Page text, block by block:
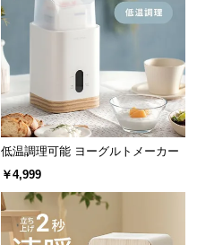
低温調理可能 ヨーグルトメーカー
￥4,999